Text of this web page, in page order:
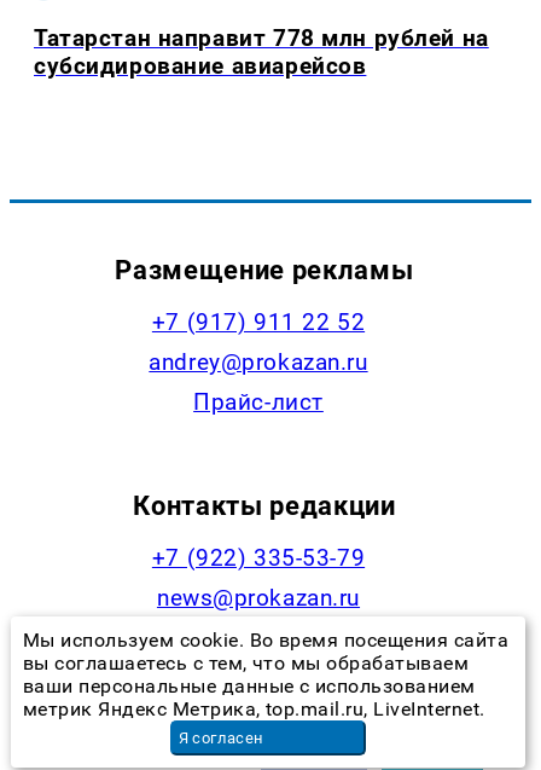
Татарстан направит 778 млн рублей на
субсидирование авиарейсов
Размещение рекламы
+7 (917) 911 22 52
andrey@prokazan.ru
Прайс-лист
Контакты редакции
+7 (922) 335-53-79
news@prokazan.ru
Работа у нас
Наша статистика
Мы используем cookie. Во время посещения сайта
вы соглашаетесь с тем, что мы обрабатываем
ваши персональные данные с использованием
метрик Яндекс Метрика, top.mail.ru, LiveInternet.
Я согласен